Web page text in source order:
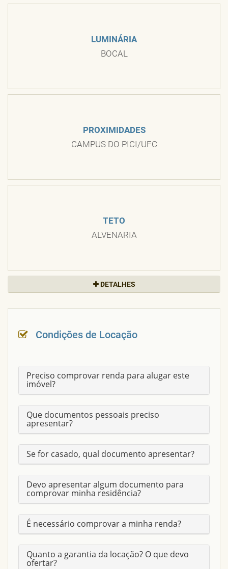
LUMINÁRIA
BOCAL
PROXIMIDADES
CAMPUS DO PICI/UFC
TETO
ALVENARIA
PROXIMIDADES CAMPUS DO PICI/UFC
IPTU 889,49
ESGOTO CAGECE
ÁREA CONSTRUÍDA 95 m²
CONSERVAÇÃO REGULAR
AGUA CAGECE
DETALHES
Condições de Locação
Preciso comprovar renda para alugar este
imóvel?
Que documentos pessoais preciso
apresentar?
Se for casado, qual documento apresentar?
Devo apresentar algum documento para
comprovar minha residência?
É necessário comprovar a minha renda?
Quanto a garantia da locação? O que devo
ofertar?